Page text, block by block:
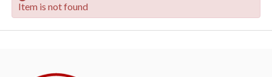
Item is not found